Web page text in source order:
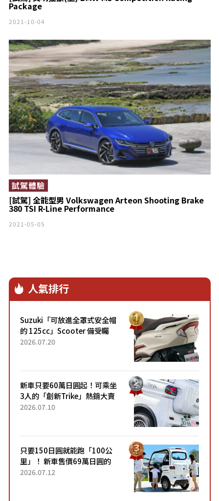
Package
2021-10-04
[試駕] 全能型男 Volkswagen Arteon Shooting Brake
380 TSI R-Line Performance
試駕體驗
2021-05-05
人氣排行
Suzuki「可放進全罩式安全帽
的 125cc」Scooter 備受矚
目！採用全新流線設計與各項
2026.07.20
新車只要60萬日圓起！可乘坐
3人的「創新Trike」熱銷大賣
成為人氣車款！「養車成本真
2026.07.10
只要150日圓就能跑「100公
里」！ 新車售價69萬日圓的
「3人座」Trike大受歡迎！ 順
2026.07.12